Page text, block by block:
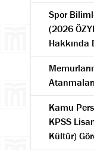
Spor
(2026
Hakkında
Kamu
KPSS
Kültür)